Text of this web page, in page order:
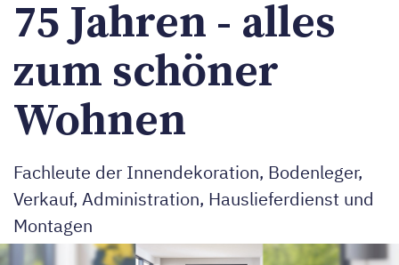
75 Jahren - alles
zum schöner
Wohnen
Fachleute der Innendekoration, Bodenleger,
Verkauf, Administration, Hauslieferdienst und
Montagen